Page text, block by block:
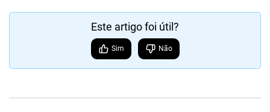
Este artigo foi útil?
Sim Não